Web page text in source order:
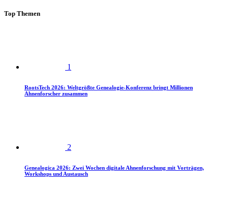
Top Themen
1
RootsTech 2026: Weltgrößte Genealogie-Konferenz bringt Millionen
Ahnenforscher zusammen
2
Genealogica 2026: Zwei Wochen digitale Ahnenforschung mit Vorträgen,
Workshops und Austausch